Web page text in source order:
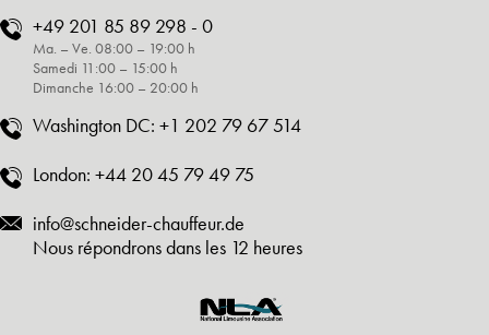
+49 201 85 89 298 - 0
Ma. – Ve. 08:00 – 19:00 h
Samedi 11:00 – 15:00 h
Dimanche 16:00 – 20:00 h
Washington DC: +1 202 79 67 514
London: +44 20 45 79 49 75
info@schneider-chauffeur.de
Nous répondrons dans les 12 heures